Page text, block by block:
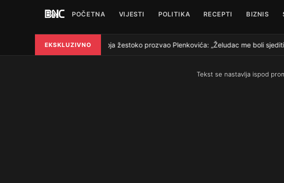
POČETNA VIJESTI POLITIKA RECEPTI BIZNIS
EKSKLUZIVNO
● Grmoja žestoko prozvao Plenkovića: „Želudac me boli sjediti
Tekst se nastavlja ispod